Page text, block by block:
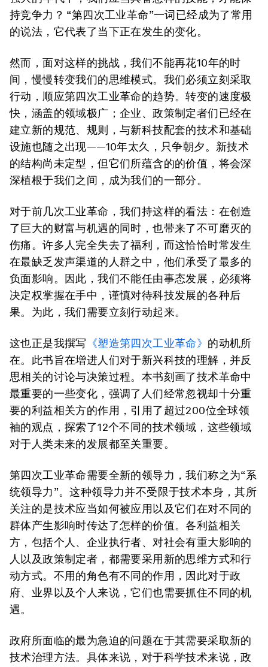
持竞争力？ “第四次工业革命”一词已经成为了常用
的说法，它代表了当下正在发生的变化。
然而，面对这样的挑战，我们不能再花10年的时
间，慢慢转变我们的思维模式。我们必须立刻采取
行动，顺应第四次工业革命的趋势。转变的速度极
快，涵盖的领域极广；企业、政策制定者们已经在
建立新的规范、规则，与新科技配套的技术和基础
设施也随之出现——10年太久，只争朝夕。新技术
的结构尚未定型，但它们所蕴含的的价值，将会深
深植根于我们之间，成为我们的一部分。
对于前几次工业革命，我们持这样的看法：在创造
了巨大的财富与机遇的同时，也带来了不可磨灭的
伤痛。许多人完全失去了福利，而这恰恰时常发生
在最缺乏发声渠道的人群之中，他们承受了最多的
负面影响。因此，我们不能任由事态发展，必须将
决定权掌握在手中，谨慎对待科技发展的各种后
果。为此，我们需要立刻行动起来。
这也正是我撰写 《塑造第四次工业革命》 的动机所
在。此书旨在增进人们对于新兴科技的理解，并反
思相关的讨论与决策过程。本书刻画了技术革命中
最重要的一些变化，强调了人们经常忽视却十分重
要的利益相关方的作用，引用了超过200位全球领
袖的观点，探索了12个不同的技术领域，这些领域
对于人类未来的发展都至关重要。
第四次工业革命需要全新的领导力，我们称之为“系
统领导力”。这种领导力并不受限于技术本身，其所
关注的是技术应当如何被应用以及它们在对不同的
群体产生影响时传达了怎样的价值。各利益相关
方，包括个人、企业执行者、对社会有重大影响的
人以及政策制定者，都需要采用新的思维方式和行
动方式。不用的角色有不同的作用，因此对于政
府、业界以及个人来说，它们也需要抓住不同的机
遇。
政府所面临的最为急迫的问题在于其需要采取新的
技术治理方法。具体来说，对于科学技术来说，政